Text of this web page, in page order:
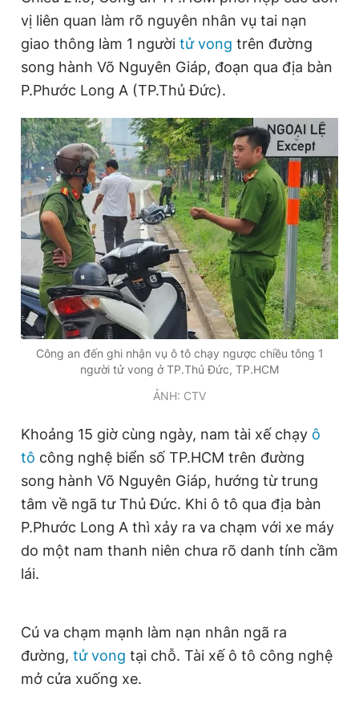
Sản phẩm khác
Tiện ích Bạn cần biết
Thông tin tòa soạn Liên hệ quảng cáo
Đọc Thanh Niên trên điện thoại
Theo dõi báo trên
Hotline
0906 645 777
Liên hệ quảng cáo
0908 780 404
Tổng biên tập: Nguyễn Ngọc Toàn
Phó tổng biên tập thường trực: Hải Thành
Phó tổng biên tập: Lâm Hiếu Dũng
Phó tổng biên tập: Trần Việt Hưng
Tổng thư ký tòa soạn: Đức Trung
Giấy phép xuất bản số 110/GP - BTTTT cấp ngày 24.3.2020
© 2003-2026 Bản quyền thuộc về Báo Thanh Niên. Cấm sao
chép dưới mọi hình thức nếu không có sự chấp thuận bằng văn
bản. Phát triển bởi ePi Technologies, JSC.
vị liên quan làm rõ nguyên nhân vụ tai nạn
giao thông làm 1 người tử vong trên đường
song hành Võ Nguyên Giáp, đoạn qua địa bàn
P.Phước Long A (TP.Thủ Đức).
Công an đến ghi nhận vụ ô tô chạy ngược chiều tông 1
người tử vong ở TP.Thủ Đức, TP.HCM
ẢNH: CTV
Khoảng 15 giờ cùng ngày, nam tài xế chạy ô
tô công nghệ biển số TP.HCM trên đường
song hành Võ Nguyên Giáp, hướng từ trung
tâm về ngã tư Thủ Đức. Khi ô tô qua địa bàn
P.Phước Long A thì xảy ra va chạm với xe máy
do một nam thanh niên chưa rõ danh tính cầm
lái.
Cú va chạm mạnh làm nạn nhân ngã ra
đường, tử vong tại chỗ. Tài xế ô tô công nghệ
mở cửa xuống xe.